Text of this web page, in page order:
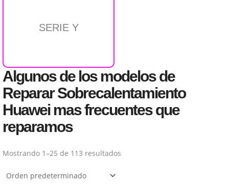
SERIE Y
Algunos de los modelos de
Reparar Sobrecalentamiento
Huawei mas frecuentes que
reparamos
Mostrando 1–25 de 113 resultados